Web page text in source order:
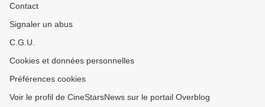
Contact
Signaler un abus
C.G.U.
Cookies et données personnelles
Préférences cookies
Voir le profil de CineStarsNews sur le portail Overblog